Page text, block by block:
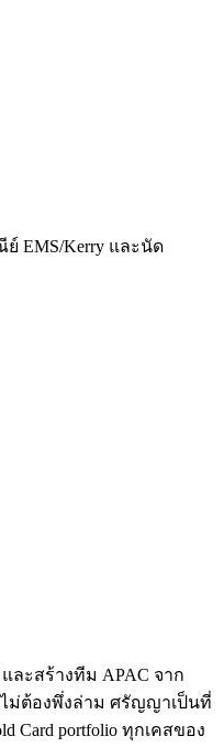
EMS/Kerry และนัด
และสร้างทีม APAC จาก
ม่ต้องพึ่งล่าม ศรัญญาเป็นที่
Card portfolio ทุกเคสของ